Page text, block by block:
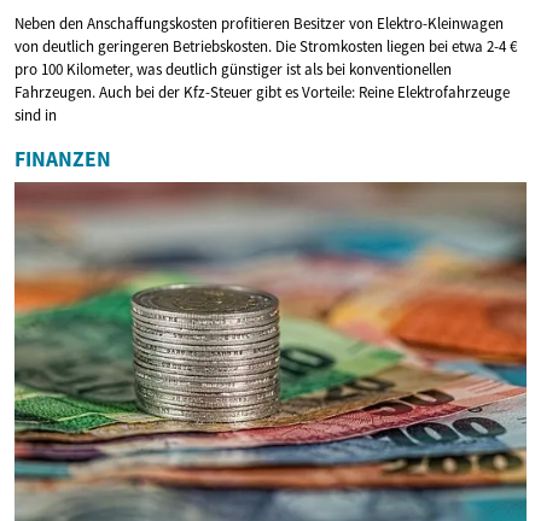
Neben den Anschaffungskosten profitieren Besitzer von Elektro-Kleinwagen
von deutlich geringeren Betriebskosten. Die Stromkosten liegen bei etwa 2-4 €
pro 100 Kilometer, was deutlich günstiger ist als bei konventionellen
Fahrzeugen. Auch bei der Kfz-Steuer gibt es Vorteile: Reine Elektrofahrzeuge
sind in
FINANZEN